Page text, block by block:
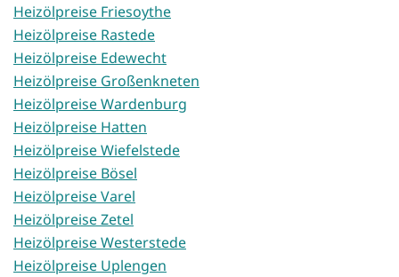
Heizölpreise Friesoythe
Heizölpreise Rastede
Heizölpreise Edewecht
Heizölpreise Großenkneten
Heizölpreise Wardenburg
Heizölpreise Hatten
Heizölpreise Wiefelstede
Heizölpreise Bösel
Heizölpreise Varel
Heizölpreise Zetel
Heizölpreise Westerstede
Heizölpreise Uplengen